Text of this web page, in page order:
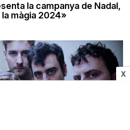
X
la campanya de Nadal,
la màgia 2024»